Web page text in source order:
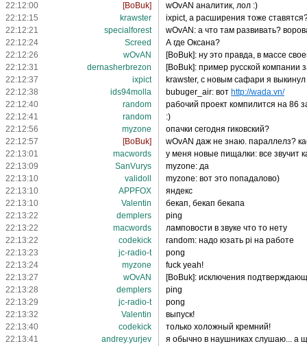
22:12:00
[BoBuk]
wOvAN аналитик, лол :)
22:12:15
krawster
ixpict, а расширения тоже
22:12:21
specialforest
wOvAN: а что там развивать?
22:12:24
Screed
А где Оксана?
22:12:26
wOvAN
[BoBuk]: ну это правда, в массе
22:12:31
dernasherbrezon
[BoBuk]: пример русской компании
22:12:37
ixpict
krawster, с новым сафари я
22:12:38
ids94molla bubuger_air: вот http://wada.vn/
22:12:40
random
рабочий проект компилится на 86
22:12:41
random
:)
22:12:56
myzone
опачки сегодня гиковский?
22:12:57
[BoBuk]
wOvAN даж не знаю. параллелз?
22:13:01
macwords
у меня новые пищалки: все звучит
22:13:09
SanVurys
myzone: да
22:13:10
validoll
myzone: вот это попадалово)
22:13:10
APPFOX
яндекс
22:13:10
Valentin
бекап, бекап бекапа
22:13:22
demplers
ping
22:13:22
macwords
ламповости в звуке что то нету
22:13:22
codekick
random: надо юзать pi на работе
22:13:23
jc-radio-t
pong
22:13:24
myzone
fuck yeah!
22:13:27
wOvAN
[BoBuk]: исключения
22:13:28
demplers
ping
22:13:29
jc-radio-t
pong
22:13:32
Valentin
выпуск!
22:13:40
codekick
только холожный кремний!
22:13:41
andrey.yurjev
я обычно в наушниках слушаю... а